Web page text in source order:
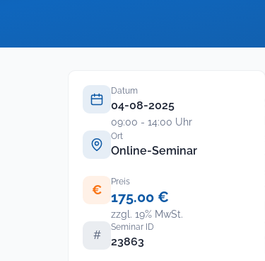
Datum
04-08-2025
09:00 - 14:00 Uhr
Ort
Online-Seminar
€
Preis
175.00 €
zzgl. 19% MwSt.
#
Seminar ID
23863